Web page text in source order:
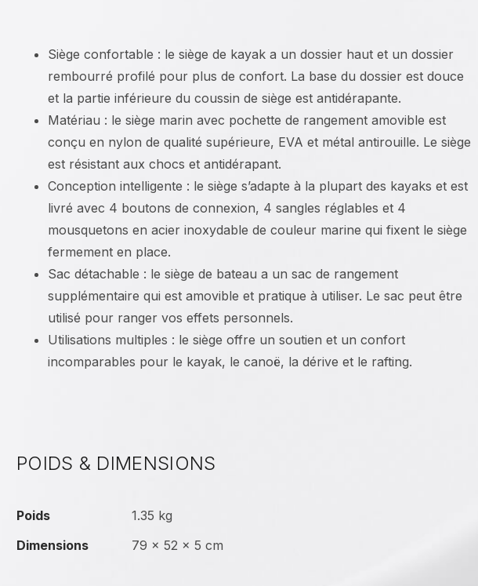
Siège confortable : le siège de kayak a un dossier haut et un dossier
rembourré profilé pour plus de confort. La base du dossier est douce
et la partie inférieure du coussin de siège est antidérapante.
Matériau : le siège marin avec pochette de rangement amovible est
conçu en nylon de qualité supérieure, EVA et métal antirouille. Le siège
est résistant aux chocs et antidérapant.
Conception intelligente : le siège s’adapte à la plupart des kayaks et est
livré avec 4 boutons de connexion, 4 sangles réglables et 4
mousquetons en acier inoxydable de couleur marine qui fixent le siège
fermement en place.
Sac détachable : le siège de bateau a un sac de rangement
supplémentaire qui est amovible et pratique à utiliser. Le sac peut être
utilisé pour ranger vos effets personnels.
Utilisations multiples : le siège offre un soutien et un confort
incomparables pour le kayak, le canoë, la dérive et le rafting.
POIDS & DIMENSIONS
Poids
1.35 kg
Dimensions
79 × 52 × 5 cm